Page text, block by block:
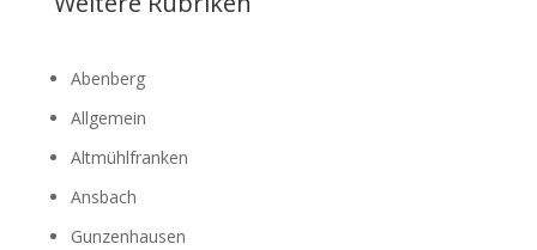
Abenberg
Allgemein
Altmühlfranken
Ansbach
Gunzenhausen